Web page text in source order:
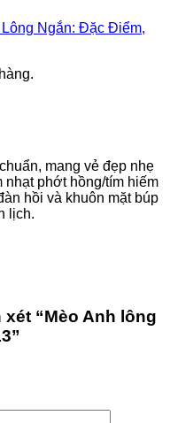
₫.
Lông Ngắn: Đặc Điểm,
mang vẻ đẹp nhẹ
nhạt phớt hồng/tím hiếm
hồi và khuôn mặt búp
lịch.
“Mèo Anh lông